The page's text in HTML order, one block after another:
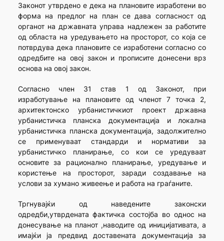
Законот утврдено е дека на плановите изработени во
форма на предлог на план се дава согласност од
органот на државната управа надлежен за работите
од областа на уредувањето на просторот, со која се
потврдува дека плановите се изработени согласно со
одредбите на овој закон и прописите донесени врз
основа на овој закон.
Согласно член 31 став 1 од Законот, при
изработување на плановите од членот 7 точка 2,
архитектонско урбанистичкиот проект државна
урбанистичка планска документација и локална
урбанистичка планска документација, задолжително
се применуваат стандарди и нормативи за
урбанистичко планирање, со кои се уредуваат
основите за рационално планирање, уредување и
користење на просторот, заради создавање на
услови за хумано живеење и работа на граѓаните.
Тргнувајќи од наведените законски
одредби,утврдената фактичка состојба во однос на
донесување на планот ,наводите од иницијативата, а
имајќи ја предвид доставената документација за